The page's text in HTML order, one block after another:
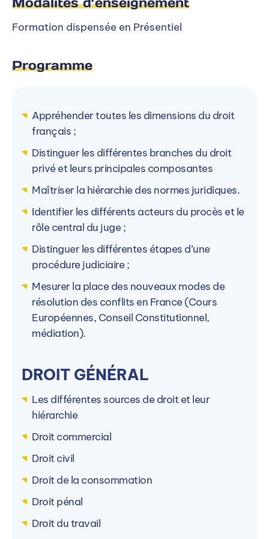
Formation dispensée en Présentiel
Programme
Appréhender toutes les dimensions du droit
français ;
Distinguer les différentes branches du droit
privé et leurs principales composantes
Maîtriser la hiérarchie des normes juridiques.
Identifier les différents acteurs du procès et le
rôle central du juge ;
Distinguer les différentes étapes d’une
procédure judiciaire ;
Mesurer la place des nouveaux modes de
résolution des conflits en France (Cours
Européennes, Conseil Constitutionnel,
médiation).
DROIT GÉNÉRAL
Les différentes sources de droit et leur
hiérarchie
Droit commercial
Droit civil
Droit de la consommation
Droit pénal
Droit du travail
Niveaux d’entrée et conditions
BAC+1
Le cursus Assistant de Direction est
accessible aux titulaires d’un diplôme
(BAC) ou d’un titre de niveau 4.
Processus d’admission
Sélectionner un niveau d’entrée
BAC+1
BAC+1
Rentrée :Septembre
Guillaume Ferchal